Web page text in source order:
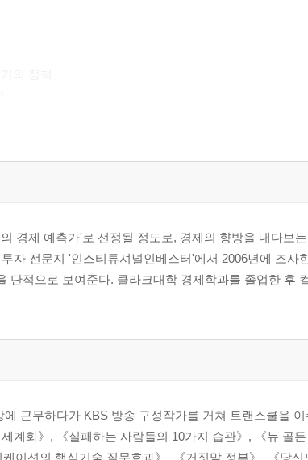
경제 예측가'로 선정될 정도로, 경제의 향방을 내다보
자 전문지 '인스티튜셔널인베스터'에서 2006년에 조사
단적으로 보여준다. 클라크대학 경제학과를 졸업한 후
근무하다가 KBS 방송 구성작가를 거쳐 트랜스쿨을
계화》, 《실패하는 사람들의 10가지 습관》, 《뉴 골